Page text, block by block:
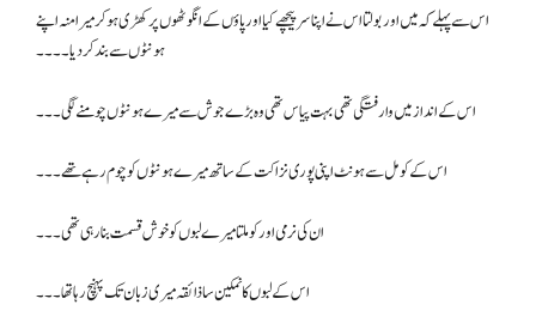
اس سے پہلے کہ میں اور بولتا اس نے اپنا سر پیچھے کیا اور پاؤں کے انگوٹھوں پر کھڑی ہو کر میرا منہ اپنے
ہونٹوں سے بند کر دیا۔۔۔۔
اس کے انداز میں وارفتگی تھی بہت پیاس تھی وہ بڑے جوش سے میرے ہونٹوں چومنے لگی۔۔۔
اس کے کومل سے ہونٹ اپنی پوری نزاکت کے ساتھ میرے ہونٹوں کو چوم رہے تھے۔۔۔
ان کی نرمی اور کوملتا میرے لبوں کو خوش قسمت بنا رہی تھی۔۔۔
اس کے لبوں کا نمکین سا ذائقہ میری زبان تک پہنچ رہا تھا ۔۔۔